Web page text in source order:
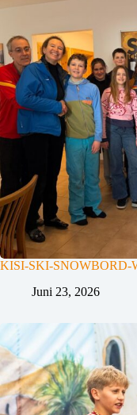
KISI-SKI-SNOWBORD-
Juni 23, 2026